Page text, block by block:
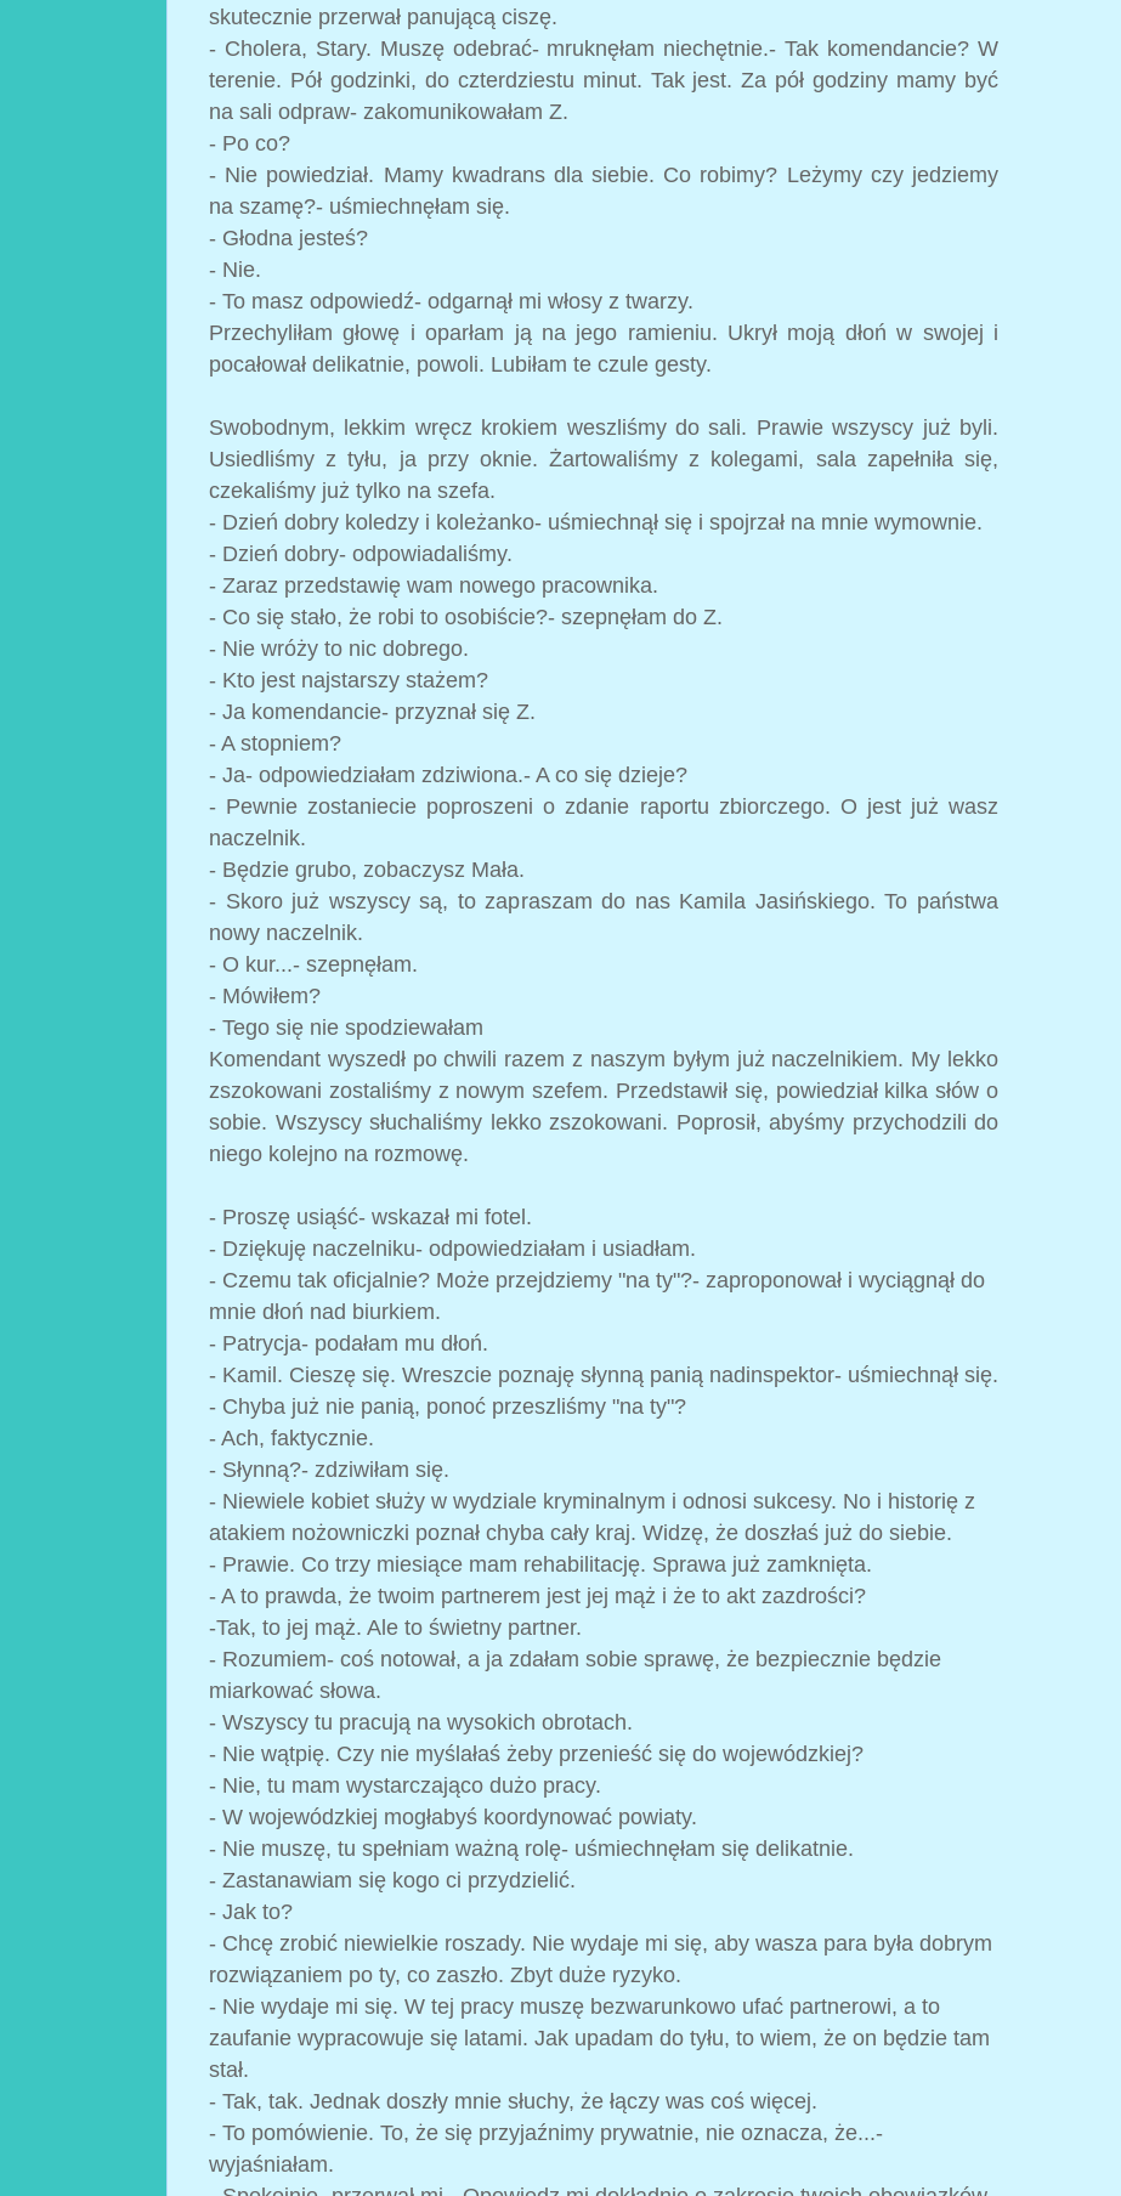
skutecznie przerwał panującą ciszę.
- Cholera, Stary. Muszę odebrać- mruknęłam niechętnie.- Tak komendancie? W
terenie. Pół godzinki, do czterdziestu minut. Tak jest. Za pół godziny mamy być
na sali odpraw- zakomunikowałam Z.
- Po co?
- Nie powiedział. Mamy kwadrans dla siebie. Co robimy? Leżymy czy jedziemy
na szamę?- uśmiechnęłam się.
- Głodna jesteś?
- Nie.
- To masz odpowiedź- odgarnął mi włosy z twarzy.
Przechyliłam głowę i oparłam ją na jego ramieniu. Ukrył moją dłoń w swojej i
pocałował delikatnie, powoli. Lubiłam te czule gesty.
Swobodnym, lekkim wręcz krokiem weszliśmy do sali. Prawie wszyscy już byli.
Usiedliśmy z tyłu, ja przy oknie. Żartowaliśmy z kolegami, sala zapełniła się,
czekaliśmy już tylko na szefa.
- Dzień dobry koledzy i koleżanko- uśmiechnął się i spojrzał na mnie wymownie.
- Dzień dobry- odpowiadaliśmy.
- Zaraz przedstawię wam nowego pracownika.
- Co się stało, że robi to osobiście?- szepnęłam do Z.
- Nie wróży to nic dobrego.
- Kto jest najstarszy stażem?
- Ja komendancie- przyznał się Z.
- A stopniem?
- Ja- odpowiedziałam zdziwiona.- A co się dzieje?
- Pewnie zostaniecie poproszeni o zdanie raportu zbiorczego. O jest już wasz
naczelnik.
- Będzie grubo, zobaczysz Mała.
- Skoro już wszyscy są, to zapraszam do nas Kamila Jasińskiego. To państwa
nowy naczelnik.
- O kur...- szepnęłam.
- Mówiłem?
- Tego się nie spodziewałam
Komendant wyszedł po chwili razem z naszym byłym już naczelnikiem. My lekko
zszokowani zostaliśmy z nowym szefem. Przedstawił się, powiedział kilka słów o
sobie. Wszyscy słuchaliśmy lekko zszokowani. Poprosił, abyśmy przychodzili do
niego kolejno na rozmowę.
- Proszę usiąść- wskazał mi fotel.
- Dziękuję naczelniku- odpowiedziałam i usiadłam.
- Czemu tak oficjalnie? Może przejdziemy "na ty"?- zaproponował i wyciągnął do
mnie dłoń nad biurkiem.
- Patrycja- podałam mu dłoń.
- Kamil. Cieszę się. Wreszcie poznaję słynną panią nadinspektor- uśmiechnął się.
- Chyba już nie panią, ponoć przeszliśmy "na ty"?
- Ach, faktycznie.
- Słynną?- zdziwiłam się.
- Niewiele kobiet służy w wydziale kryminalnym i odnosi sukcesy. No i historię z
atakiem nożowniczki poznał chyba cały kraj. Widzę, że doszłaś już do siebie.
- Prawie. Co trzy miesiące mam rehabilitację. Sprawa już zamknięta.
- A to prawda, że twoim partnerem jest jej mąż i że to akt zazdrości?
-Tak, to jej mąż. Ale to świetny partner.
- Rozumiem- coś notował, a ja zdałam sobie sprawę, że bezpiecznie będzie
miarkować słowa.
- Wszyscy tu pracują na wysokich obrotach.
- Nie wątpię. Czy nie myślałaś żeby przenieść się do wojewódzkiej?
- Nie, tu mam wystarczająco dużo pracy.
- W wojewódzkiej mogłabyś koordynować powiaty.
- Nie muszę, tu spełniam ważną rolę- uśmiechnęłam się delikatnie.
- Zastanawiam się kogo ci przydzielić.
- Jak to?
- Chcę zrobić niewielkie roszady. Nie wydaje mi się, aby wasza para była dobrym
rozwiązaniem po ty, co zaszło. Zbyt duże ryzyko.
- Nie wydaje mi się. W tej pracy muszę bezwarunkowo ufać partnerowi, a to
zaufanie wypracowuje się latami. Jak upadam do tyłu, to wiem, że on będzie tam
stał.
- Tak, tak. Jednak doszły mnie słuchy, że łączy was coś więcej.
- To pomówienie. To, że się przyjaźnimy prywatnie, nie oznacza, że...-
wyjaśniałam.